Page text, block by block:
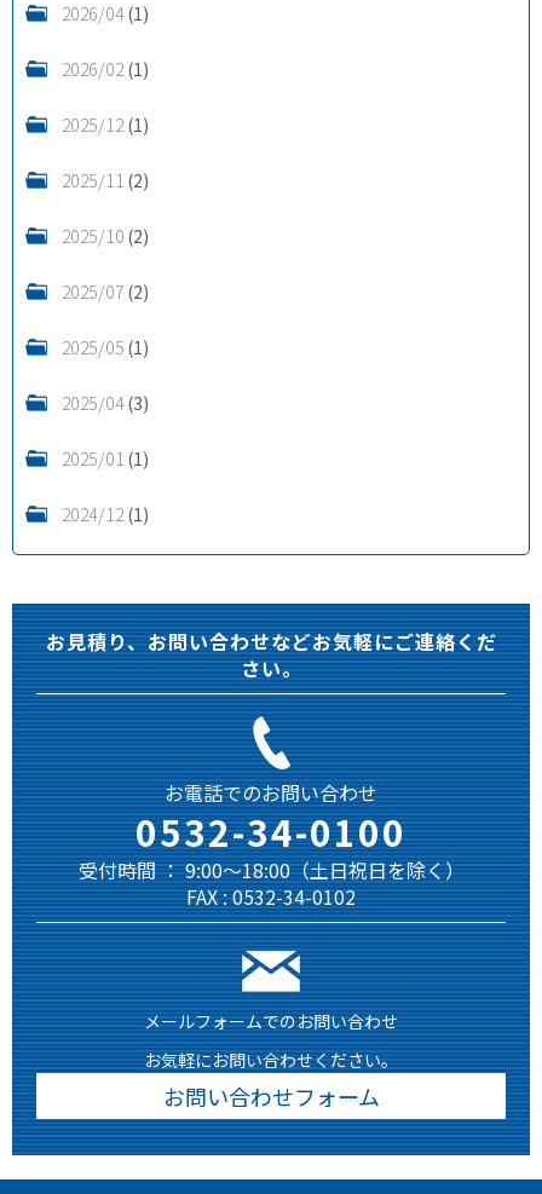
2026/04(1)
2026/02(1)
2025/12(1)
2025/11(2)
2025/10(2)
2025/07(2)
2025/05(1)
2025/04(3)
2025/01(1)
2024/12(1)
お見積り、お問い合わせなどお気軽にご連絡くだ
さい。
お電話でのお問い合わせ
0532-34-0100
受付時間 ： 9:00～18:00（土日祝日を除く）
FAX : 0532-34-0102
メールフォームでのお問い合わせ
お気軽にお問い合わせください。
お問い合わせフォーム